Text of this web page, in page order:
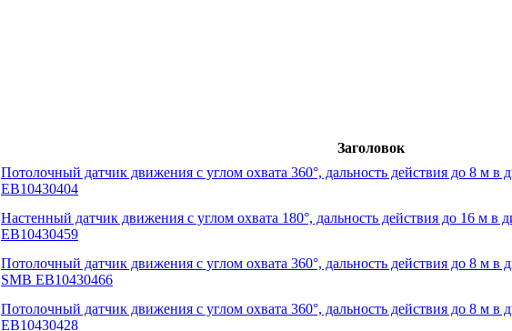
Заголовок
Потолочный датчик движения с углом охвата 360°, дальность действия до 8 м в
EB10430404
Настенный датчик движения с углом охвата 180°, дальность действия до 16 м в
EB10430459
Потолочный датчик движения с углом охвата 360°, дальность действия до 8 м в
SMB EB10430466
Потолочный датчик движения с углом охвата 360°, дальность действия до 8 м в
EB10430428